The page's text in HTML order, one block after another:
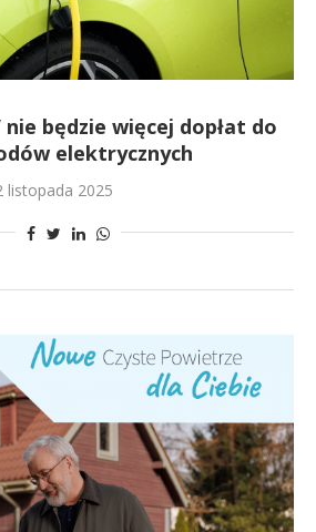
nie będzie więcej dopłat do
elektrycznych
listopada 2025